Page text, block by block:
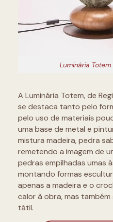
Luminária Totem
A Luminária Totem, de
se destaca tanto pelo
pelo uso de materiais
uma base de metal e
mistura madeira, pedra
remetendo a imagem de
pedras empilhadas umas
montando formas
apenas a madeira e o
calor à obra, mas
tátil.